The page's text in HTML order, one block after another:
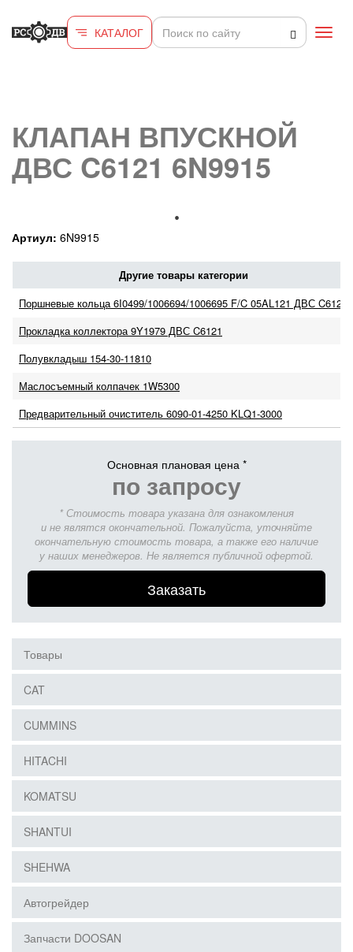
КАТАЛОГ
КЛАПАН ВПУСКНОЙ
ДВС C6121 6N9915
Артиул: 6N9915
Другие товары категории
Поршневые кольца 6I0499/1006694/1006695 F/C 05AL121 ДВС C6121
Прокладка коллектора 9Y1979 ДВС C6121
Полувкладыш 154-30-11810
Маслосъемный колпачек 1W5300
Предварительный очиститель 6090-01-4250 KLQ1-3000
Основная плановая цена *
по запросу
* Стоимость товара указана для ознакомления
и не являтся окончательной. Пожалуйста, уточняйте
окончательную стоимость товара, а также его наличие
у наших менеджеров. Не является публичной офертой.
Заказать
Товары
CAT
CUMMINS
HITACHI
KOMATSU
SHANTUI
SHEHWA
Автогрейдер
Запчасти DOOSAN